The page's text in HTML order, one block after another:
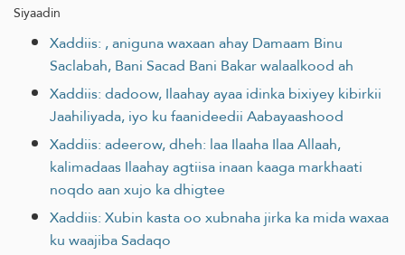
Siyaadin
Xaddiis: , aniguna waxaan ahay Damaam Binu
Saclabah, Bani Sacad Bani Bakar walaalkood ah
Xaddiis: dadoow, Ilaahay ayaa idinka bixiyey kibirkii
Jaahiliyada, iyo ku faanideedii Aabayaashood
Xaddiis: adeerow, dheh: laa Ilaaha Ilaa Allaah,
kalimadaas Ilaahay agtiisa inaan kaaga markhaati
noqdo aan xujo ka dhigtee
Xaddiis: Xubin kasta oo xubnaha jirka ka mida waxaa
ku waajiba Sadaqo